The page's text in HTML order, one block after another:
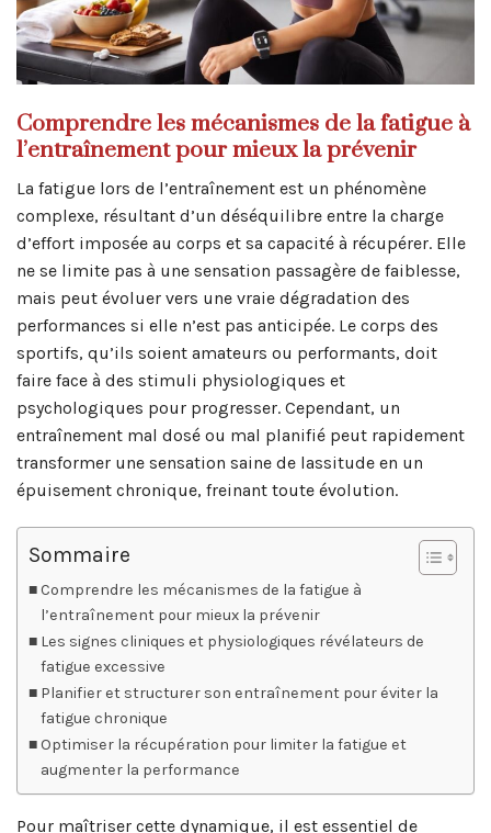
Comprendre les mécanismes de la fatigue à
l’entraînement pour mieux la prévenir
La fatigue lors de l’entraînement est un phénomène
complexe, résultant d’un déséquilibre entre la charge
d’effort imposée au corps et sa capacité à récupérer. Elle
ne se limite pas à une sensation passagère de faiblesse,
mais peut évoluer vers une vraie dégradation des
performances si elle n’est pas anticipée. Le corps des
sportifs, qu’ils soient amateurs ou performants, doit
faire face à des stimuli physiologiques et
psychologiques pour progresser. Cependant, un
entraînement mal dosé ou mal planifié peut rapidement
transformer une sensation saine de lassitude en un
épuisement chronique, freinant toute évolution.
Sommaire
Comprendre les mécanismes de la fatigue à
l’entraînement pour mieux la prévenir
Les signes cliniques et physiologiques révélateurs de
fatigue excessive
Planifier et structurer son entraînement pour éviter la
fatigue chronique
Optimiser la récupération pour limiter la fatigue et
augmenter la performance
Pour maîtriser cette dynamique, il est essentiel de